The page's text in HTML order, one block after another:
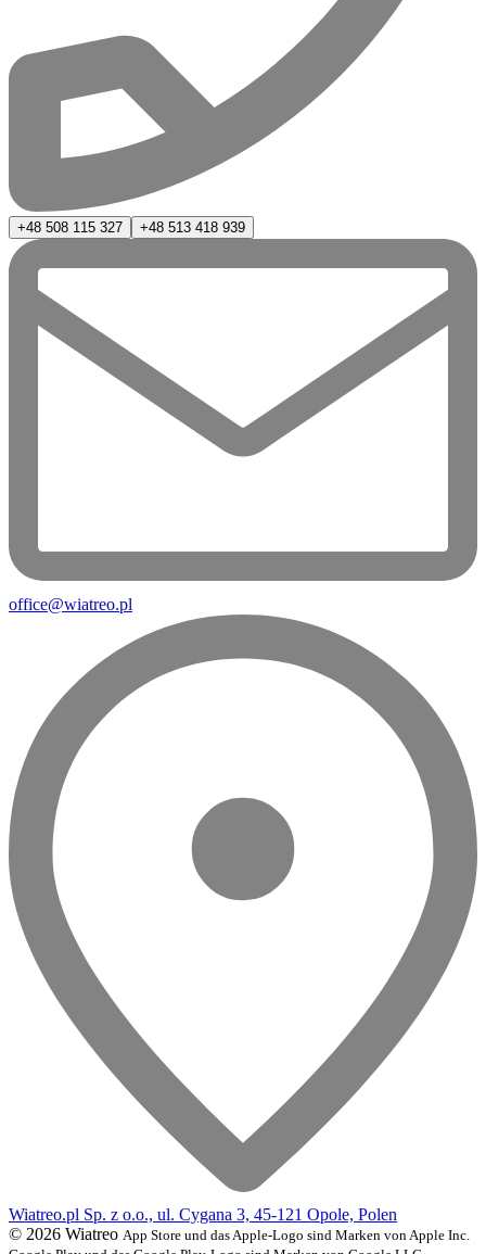
+48 508 115 327 +48 513 418 939
office@wiatreo.pl
Wiatreo.pl Sp. z o.o., ul. Cygana 3, 45-121 Opole, Polen
© 2026 Wiatreo App Store und das Apple-Logo sind Marken von Apple Inc.